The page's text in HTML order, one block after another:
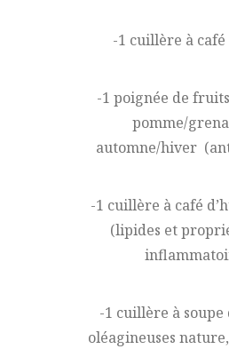
-1 cuillère à café
-1 poignée de
pomme/
automne/hiver
-1 cuillère à café
(lipides et
-1 cuillère à soupe
oléagineuses